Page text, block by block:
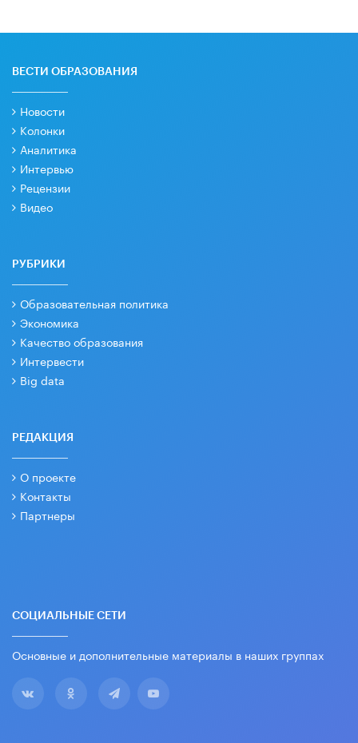
ВЕСТИ ОБРАЗОВАНИЯ
Новости
Колонки
Аналитика
Интервью
Рецензии
Видео
РУБРИКИ
Образовательная политика
Экономика
Качество образования
Интервести
Big data
РЕДАКЦИЯ
О проекте
Контакты
Партнеры
СОЦИАЛЬНЫЕ СЕТИ
Основные и дополнительные материалы в наших группах